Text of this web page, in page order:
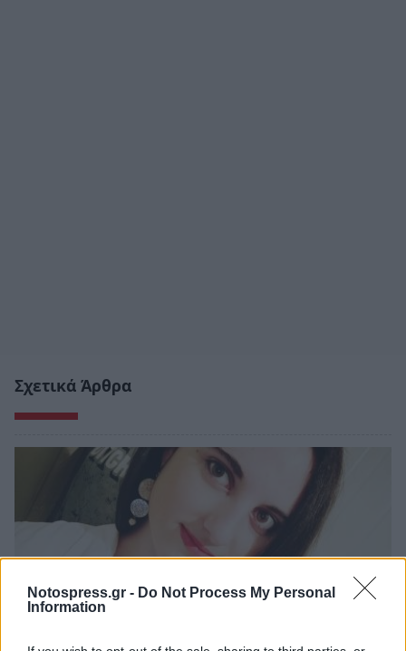
Notospress.gr - Do Not Process My Personal
Information
Σχετικά Άρθρα